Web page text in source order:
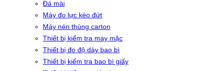
Đá mài
Máy đo lực kéo đứt
Máy nén thùng carton
Thiết bị kiểm tra may mặc
Thiết bị đo độ dày bao bì
Thiết bị kiểm tra bao bì giấy